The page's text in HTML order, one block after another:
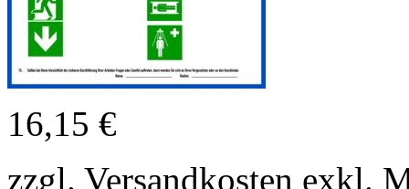
16,15 €
zzgl. Versandkosten exkl.